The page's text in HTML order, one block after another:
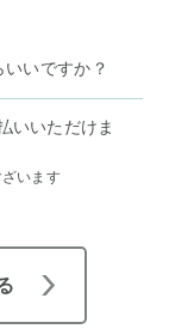
いですか？
いいただけま
います